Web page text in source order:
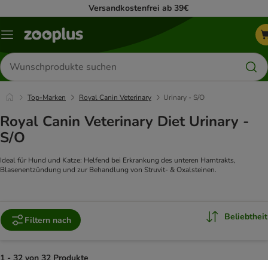
Versandkostenfrei ab 39€
Menü
Produkte
suchen
Top-Marken Royal Canin Veterinary Urinary - S/O
Royal Canin Veterinary Diet Urinary -
S/O
Ideal für Hund und Katze: Helfend bei Erkrankung des unteren Harntrakts,
Blasenentzündung und zur Behandlung von Struvit- & Oxalsteinen.
Filtern nach Beliebtheit